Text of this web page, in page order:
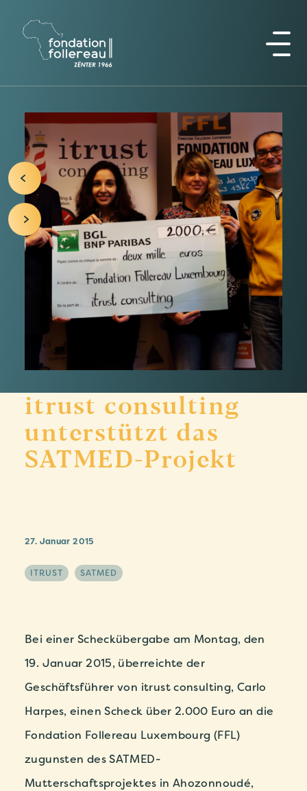
itrust consulting
unterstützt das
SATMED-Projekt
27. Januar 2015
ITRUST SATMED
Bei einer Scheckübergabe am Montag, den
19. Januar 2015, überreichte der
Geschäftsführer von itrust consulting, Carlo
Harpes, einen Scheck über 2.000 Euro an die
Fondation Follereau Luxembourg (FFL)
zugunsten des SATMED-
Mutterschaftsprojektes in Ahozonnoudé,